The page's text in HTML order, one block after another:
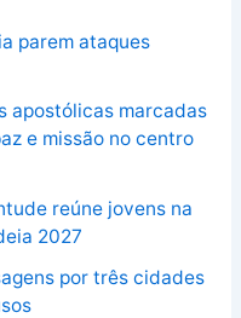
parem ataques
apostólicas marcadas
e missão no centro
reúne jovens na
2027
por três cidades